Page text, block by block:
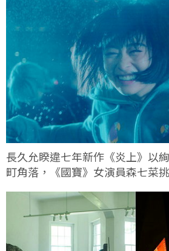
長久允睽違七年新作《炎上》以
町角落，《國寶》女演員森七菜